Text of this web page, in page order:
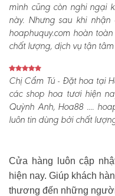
mình cũng còn nghi ngại
này. Nhưng sau khi
hoaphuquy.com hoàn
chất lượng, dịch vụ tận
Chị Cẩm Tú - Đặt hoa tại
các shop hoa tươi hiện
Quỳnh Anh, Hoa88 ....
luôn tin dùng bởi chất
Cửa hàng luôn cập
hiện nay. Giúp khách
thương đến những